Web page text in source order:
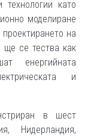
като
моделиране
на
ще се тества как
енергийната
и
в шест
Нидерландия,